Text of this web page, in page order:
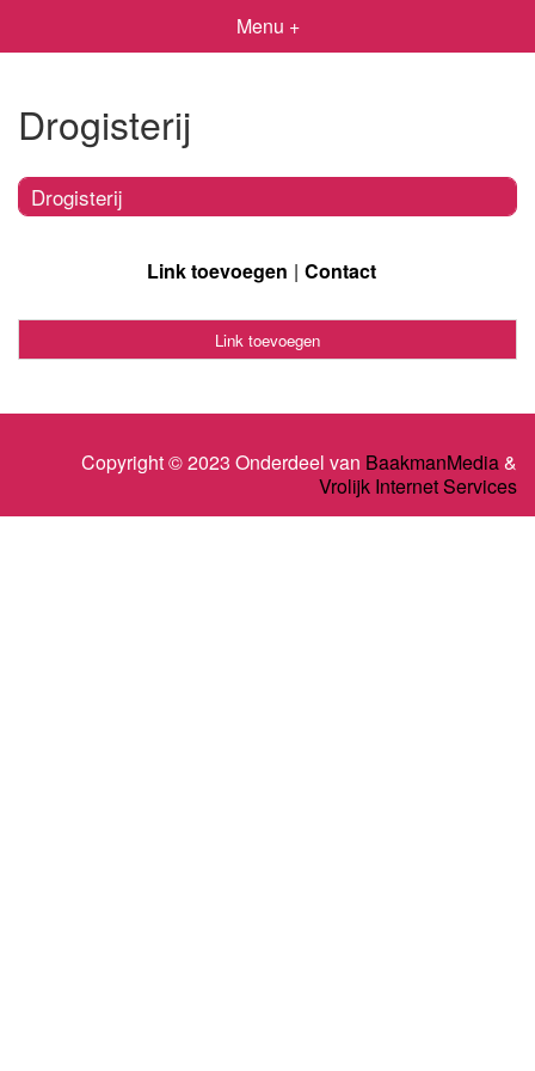
Menu +
Drogisterij
Drogisterij
Link toevoegen Contact
Link toevoegen
Copyright © 2023 Onderdeel van BaakmanMedia&
Vrolijk Internet Services